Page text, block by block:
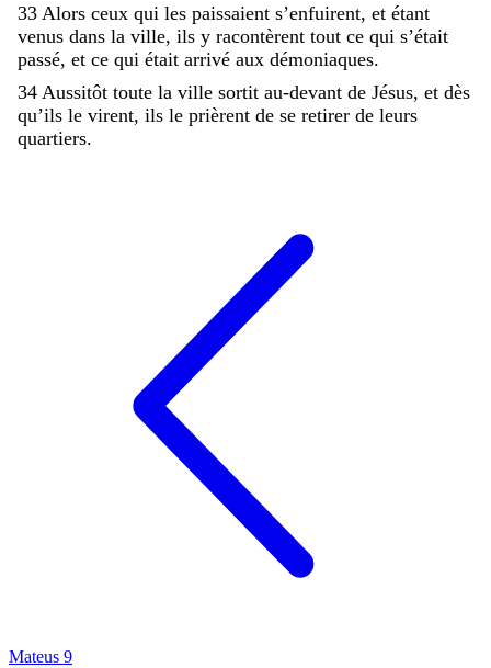
33 Alors ceux qui les paissaient s’enfuirent, et étant
venus dans la ville, ils y racontèrent tout ce qui s’était
passé, et ce qui était arrivé aux démoniaques.
34 Aussitôt toute la ville sortit au-devant de Jésus, et dès
qu’ils le virent, ils le prièrent de se retirer de leurs
quartiers.
Mateus 9